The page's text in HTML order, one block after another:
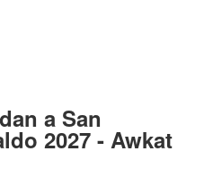
a San
2027 - Awkat